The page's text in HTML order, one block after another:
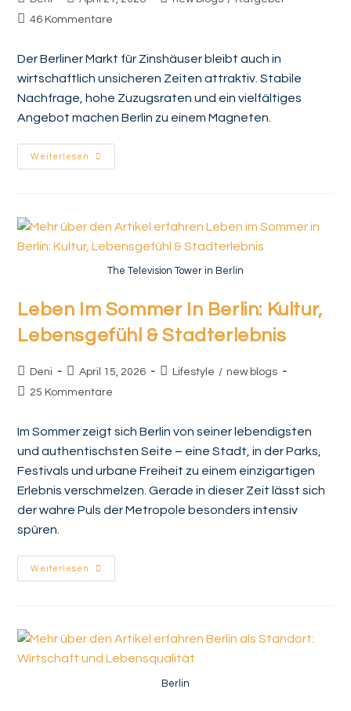
46 Kommentare
Der Berliner Markt für Zinshäuser bleibt auch in
wirtschaftlich unsicheren Zeiten attraktiv. Stabile
Nachfrage, hohe Zuzugsraten und ein vielfältiges
Angebot machen Berlin zu einem Magneten.
Weiterlesen
The Television Tower in Berlin
Leben Im Sommer In Berlin: Kultur,
Lebensgefühl & Stadterlebnis
Deni April 15, 2026 Lifestyle / new blogs
25 Kommentare
Im Sommer zeigt sich Berlin von seiner lebendigsten
und authentischsten Seite – eine Stadt, in der Parks,
Festivals und urbane Freiheit zu einem einzigartigen
Erlebnis verschmelzen. Gerade in dieser Zeit lässt sich
der wahre Puls der Metropole besonders intensiv
spüren.
Weiterlesen
Berlin